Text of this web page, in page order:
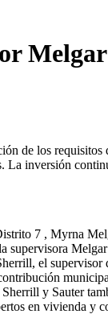
de los
La inversión
7 , Myrna
el
y Sauter
en vivienda